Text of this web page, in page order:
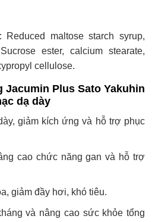
maltose starch syrup,
ester, calcium stearate,
cellulose.
Jacumin Plus Sato Yakuhin
dạ dày
giảm kích ứng và hỗ trợ phục
cao chức năng gan và hỗ trợ
giảm đầy hơi, khó tiêu.
và nâng cao sức khỏe tổng